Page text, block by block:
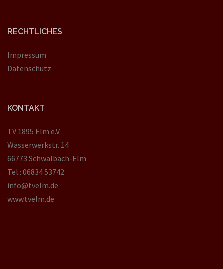
RECHTLICHES
Impressum
Datenschutz
KONTAKT
TV 1895 Elm e.V.
Wasserwerkstr. 14
66773 Schwalbach-Elm
Tel.: 06834 53742
info@tvelm.de
www.tvelm.de